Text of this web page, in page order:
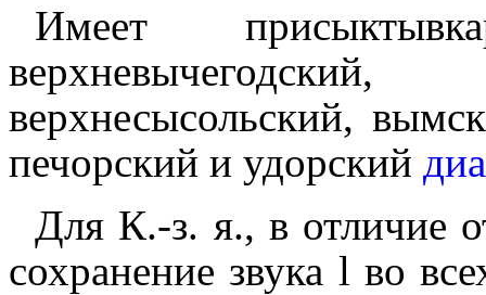
Имеет
верхнесысольский,
печорский и удорский
Для К.-з. я., в отличие
сохранение звука l во